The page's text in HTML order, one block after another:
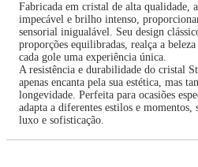
Fabricada em cristal de alta qualidade,
impecável e brilho intenso,
sensorial inigualável. Seu design
proporções equilibradas, realça a
cada gole uma experiência única.
A resistência e durabilidade do cristal
apenas encanta pela sua estética, mas
longevidade. Perfeita para ocasiões
adapta a diferentes estilos e momentos,
luxo e sofisticação.